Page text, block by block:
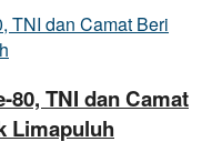
80, TNI dan Camat
Limapuluh